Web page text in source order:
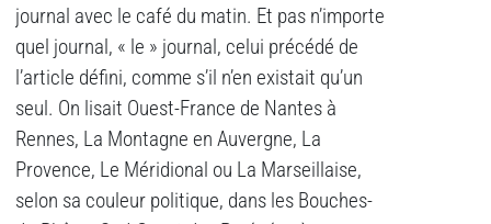
journal avec le café du matin. Et pas n’importe
quel journal, « le » journal, celui précédé de
l’article défini, comme s’il n’en existait qu’un
seul. On lisait Ouest-France de Nantes à
Rennes, La Montagne en Auvergne, La
Provence, Le Méridional ou La Marseillaise,
selon sa couleur politique, dans les Bouches-